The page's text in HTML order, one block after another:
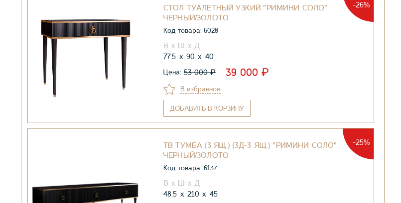
-26%
СТОЛ ТУАЛЕТНЫЙ УЗКИЙ "РИМИНИ СОЛО"
ЧЕРНЫЙ/ЗОЛОТО
Код товара: 6028
77.5 90 40
Цена: 53 000₽ 39 000 ₽
В избранное
ДОБАВИТЬ В КОРЗИНУ
-25%
ТВ ТУМБА (3 ЯЩ.) (3Д-3 ЯЩ.) "РИМИНИ СОЛО"
ЧЕРНЫЙ/ЗОЛОТО
Код товара: 6137
48.5 210 45